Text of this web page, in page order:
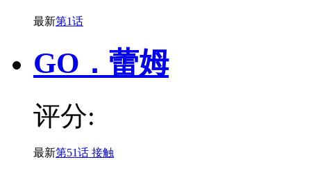
最新第1话
GO．蕾姆
评分:
最新第51话 接触